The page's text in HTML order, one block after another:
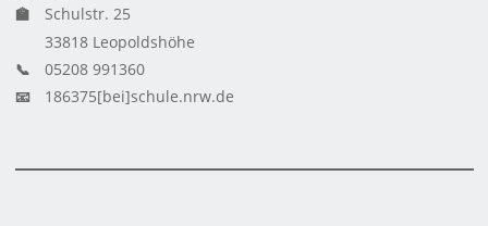
🏫
Schulstr. 25
33818 Leopoldshöhe
📞
05208 991360
📧
186375[bei]schule.nrw.de